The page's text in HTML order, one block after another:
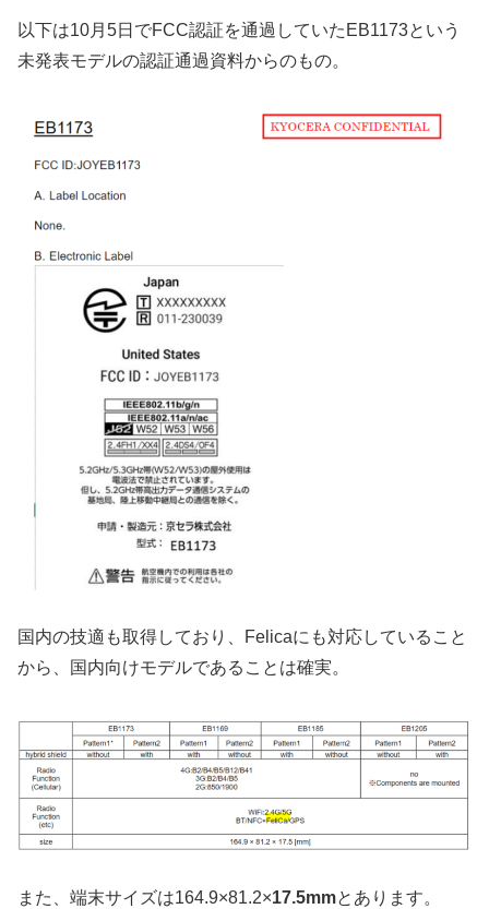
以下は10月5日でFCC認証を通過していたEB1173という
未発表モデルの認証通過資料からのもの。
国内の技適も取得しており、Felicaにも対応していること
から、国内向けモデルであることは確実。
また、端末サイズは164.9×81.2×17.5mmとあります。